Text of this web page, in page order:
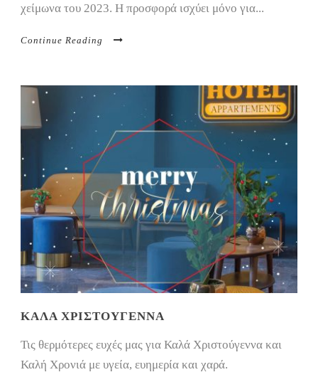
χείμωνα του 2023. Η προσφορά ισχύει μόνο για...
Continue Reading
ΚΑΛΑ ΧΡΙΣΤΟΎΓΕΝΝΑ
Τις θερμότερες ευχές μας για Καλά Χριστούγεννα και
Καλή Χρονιά με υγεία, ευημερία και χαρά.